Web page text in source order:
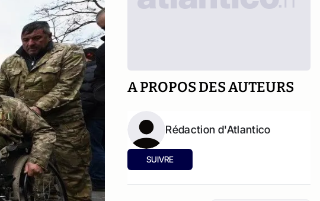
A PROPOS DES AUTEURS
Rédaction d'Atlantico
SUIVRE